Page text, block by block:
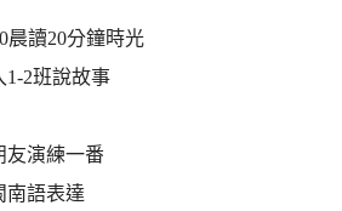
晨讀20分鐘時光
1-2班說故事
友演練一番
南語表達